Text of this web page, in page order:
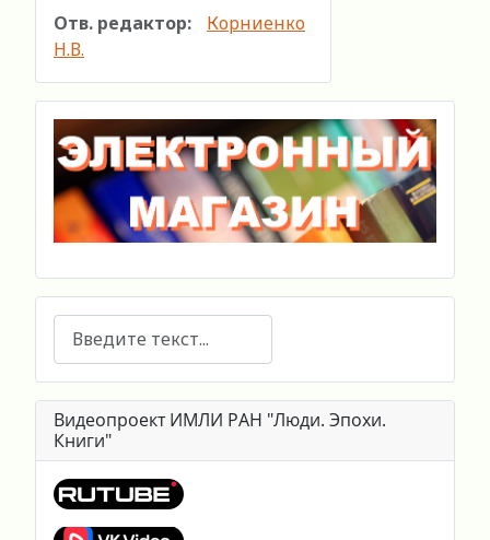
Отв. редактор:
Корниенко
Н.В.
Поиск
Видеопроект ИМЛИ РАН "Люди. Эпохи.
Книги"